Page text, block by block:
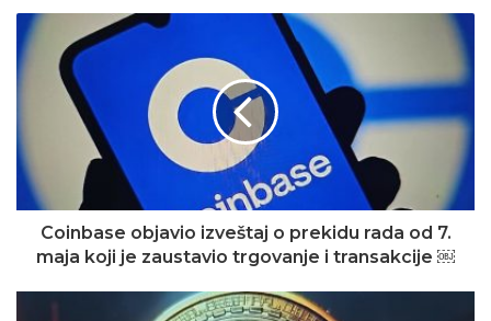
Coinbase objavio izveštaj o prekidu rada od 7.
maja koji je zaustavio trgovanje i transakcije ￼